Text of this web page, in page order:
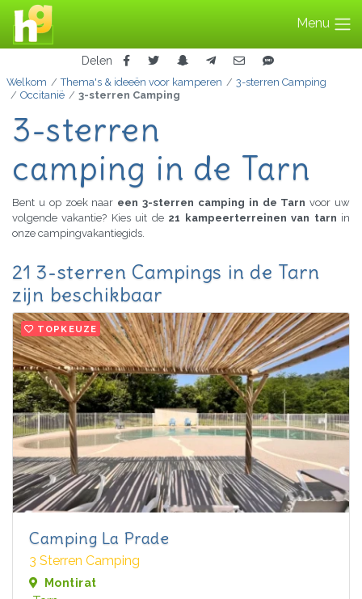
Menu
Delen
Welkom Thema's & ideeën voor kamperen
3-sterren Camping
Occitanië
3-sterren Camping
3-sterren
camping in de Tarn
Bent u op zoek naar een 3-sterren camping in de Tarnvoor uw
volgende vakantie? Kies uit de 21 kampeerterreinen van tarn in
onze campingvakantiegids.
21 3-sterren Campings in de Tarn
zijn beschikbaar
TOPKEUZE
Camping La Prade
3 Sterren Camping
Montirat